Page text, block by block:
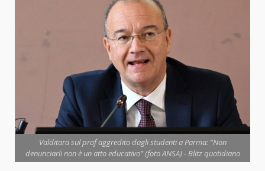
Valditara sul prof aggredito dagli studenti a Parma: “Non
denunciarli non è un atto educativo” (foto ANSA) - Blitz quotidiano